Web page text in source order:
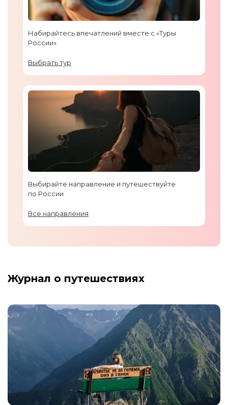
Набирайтесь впечатлений вместе с «Туры
России»
Выбрать тур
Выбирайте направление и путешествуйте
по России
Все направления
Журнал о путешествиях